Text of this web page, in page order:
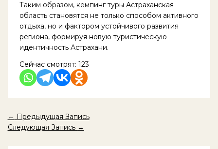
Таким образом, кемпинг туры Астраханская
область становятся не только способом активного
отдыха, но и фактором устойчивого развития
региона, формируя новую туристическую
идентичность Астрахани.
Сейчас смотрят: 123
← Предыдущая Запись
Следующая Запись →